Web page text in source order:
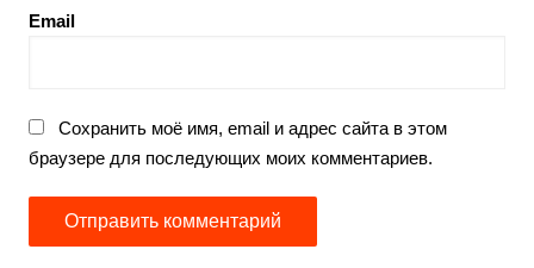
Email
Сохранить моё имя, email и адрес сайта в этом
браузере для последующих моих комментариев.